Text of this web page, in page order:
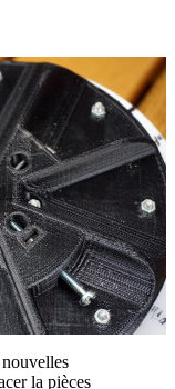
la pièces